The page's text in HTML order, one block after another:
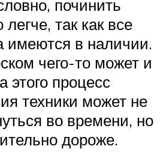
починить
так как все
имеются в наличии.
чего-то может и
этого процесс
техники может не
во времени, но
дороже.